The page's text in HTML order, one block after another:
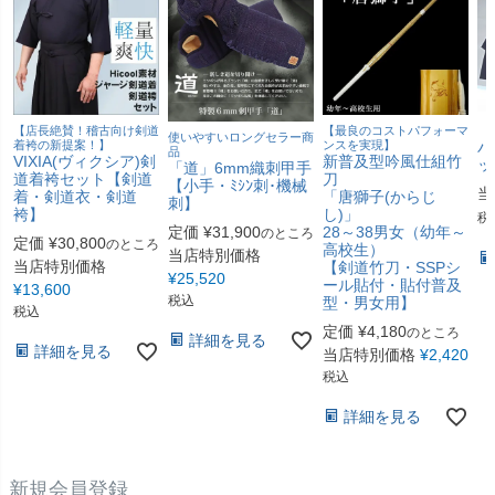
【店長絶賛！稽古向け剣道
着袴の新提案！】
VIXIA(ヴィクシア)剣
道着袴セット【剣道
着・剣道衣・剣道
袴】
定価 ¥30,800のところ
当店特別価格
¥13,600
税込
詳細を見る
使いやすいロングセラー商
品
「道」6mm織刺甲手
【小手・ﾐｼﾝ刺･機械
刺】
定価 ¥31,900のところ
当店特別価格
¥25,520
税込
詳細を見る
【最良のコストパフォーマ
ンスを実現】
新普及型吟風仕組竹
刀
「唐獅子(からじ
し)」
28～38男女（幼年～
高校生）
【剣道竹刀・SSPシ
ール貼付・貼付普及
型・男女用】
定価 ¥4,180のところ
当店特別価格 ¥2,420
税込
詳細を見る
税
新規会員登録